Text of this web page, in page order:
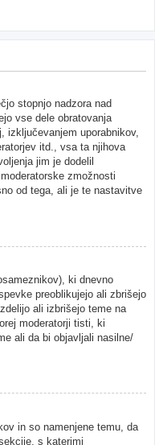
stopnjo nadzora nad
vse dele obratovanja
izključevanjem uporabnikov,
itd., vsa ta njihova
jim je dodelil
zmožnosti
od tega, ali je te nastavitve
ki dnevno
preoblikujejo ali zbrišejo
ali izbrišejo teme na
moderatorji tisti, ki
ali da bi objavljali nasilne/
in so namenjene temu, da
s katerimi